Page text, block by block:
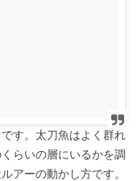
す。太刀魚はよく群れ
らいの層にいるかを調
アーの動かし方です。